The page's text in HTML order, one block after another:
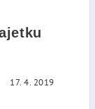
17. 4. 2019